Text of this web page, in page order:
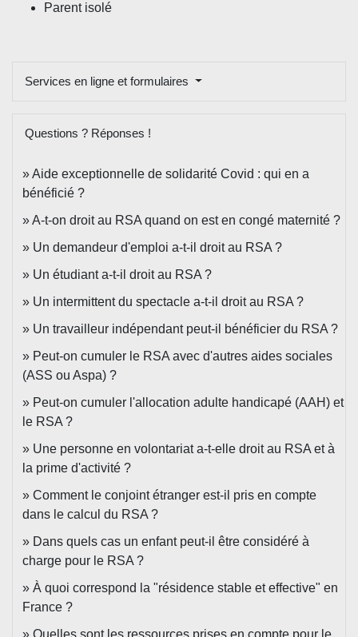
Parent isolé
Services en ligne et formulaires
Questions ? Réponses !
Aide exceptionnelle de solidarité Covid : qui en a
bénéficié ?
A-t-on droit au RSA quand on est en congé maternité ?
Un demandeur d'emploi a-t-il droit au RSA ?
Un étudiant a-t-il droit au RSA ?
Un intermittent du spectacle a-t-il droit au RSA ?
Un travailleur indépendant peut-il bénéficier du RSA ?
Peut-on cumuler le RSA avec d'autres aides sociales
(ASS ou Aspa) ?
Peut-on cumuler l'allocation adulte handicapé (AAH) et
le RSA ?
Une personne en volontariat a-t-elle droit au RSA et à
la prime d'activité ?
Comment le conjoint étranger est-il pris en compte
dans le calcul du RSA ?
Dans quels cas un enfant peut-il être considéré à
charge pour le RSA ?
À quoi correspond la "résidence stable et effective" en
France ?